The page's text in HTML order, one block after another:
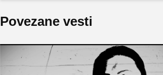
Povezane vesti